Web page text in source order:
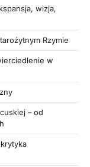
wizja,
Rzymie
w
– od